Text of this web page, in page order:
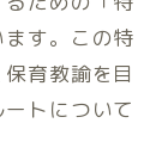
す。この特
育教諭を目
トについて